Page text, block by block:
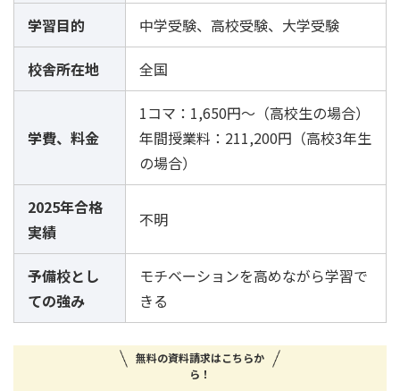
学習目的 中学受験、高校受験、大学受験
校舎所在地 全国
学費、料金
1コマ：1,650円〜（高校生の場合）
年間授業料：211,200円（高校3年生
の場合）
2025年合格
実績
不明
予備校とし
ての強み
モチベーションを高めながら学習で
きる
無料の資料請求はこちらか
ら！